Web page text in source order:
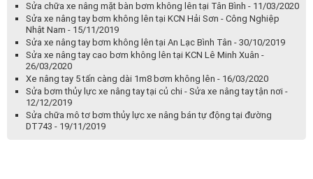
Sửa chữa xe nâng mặt bàn bơm không lên tại Tân Bình - 11/03/2020
Sửa xe nâng tay bơm không lên tại KCN Hải Sơn - Công Nghiệp
Nhật Nam - 15/11/2019
Sửa xe nâng tay bơm không lên tại An Lạc Bình Tân - 30/10/2019
Sửa xe nâng tay cao bơm không lên tại KCN Lê Minh Xuân -
26/03/2020
Xe nâng tay 5 tấn càng dài 1m8 bơm không lên - 16/03/2020
Sửa bơm thủy lực xe nâng tay tại củ chi - Sửa xe nâng tay tận nơi -
12/12/2019
Sửa chữa mô tơ bơm thủy lực xe nâng bán tự động tại đường
DT743 - 19/11/2019